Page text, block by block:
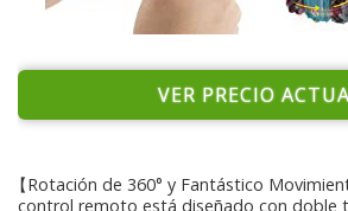
VER PRECIO
【Rotación de 360° y Fantástico
control remoto está diseñado con doble